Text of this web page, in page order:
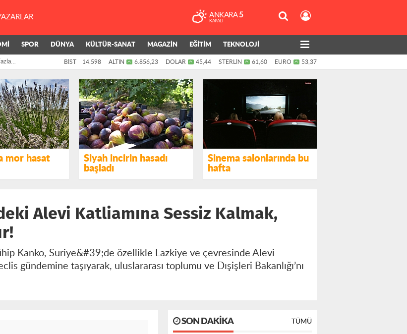
ANKARA 5
KAPALI
SPOR DÜNYA KÜLTÜR-SANAT MAGAZİN EĞİTİM
TEKNOLOJİ
BİST 14.598 ALTIN 6.856,23 DOLAR 45,44 STERLİN 61,60 EURO 53,37
mor hasat
Siyah incirin hasadı
başladı
Sinema salonlarında bu
hafta
Alevi Katliamına Sessiz Kalmak,
Kanko, Suriye&#39;de özellikle Lazkiye ve çevresinde Alevi
gündemine taşıyarak, uluslararası toplumu ve Dışişleri Bakanlığı’nı
SON DAKIKA TÜMÜ